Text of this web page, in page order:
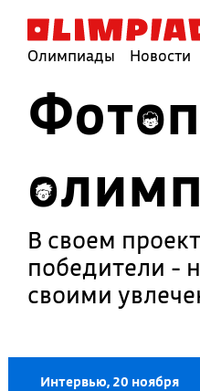
Олимпиады Новости
В своем
победители -
своими
Интервью, 20 ноября